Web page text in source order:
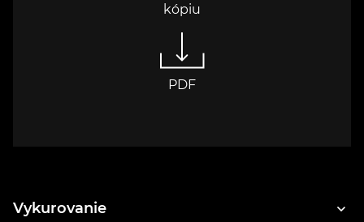
kópiu
PDF
Vykurovanie